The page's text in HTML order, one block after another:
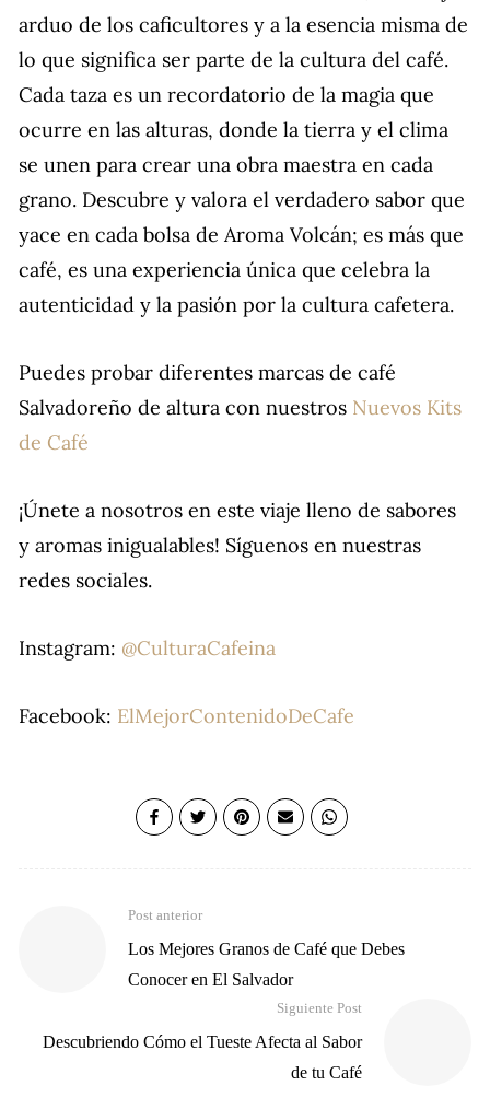
arduo de los caficultores y a la esencia misma de
lo que significa ser parte de la cultura del café.
Cada taza es un recordatorio de la magia que
ocurre en las alturas, donde la tierra y el clima
se unen para crear una obra maestra en cada
grano. Descubre y valora el verdadero sabor que
yace en cada bolsa de Aroma Volcán; es más que
café, es una experiencia única que celebra la
autenticidad y la pasión por la cultura cafetera.
Puedes probar diferentes marcas de café
Salvadoreño de altura con nuestros Nuevos Kits
de Café
¡Únete a nosotros en este viaje lleno de sabores
y aromas inigualables! Síguenos en nuestras
redes sociales.
Instagram: @CulturaCafeina
Facebook: ElMejorContenidoDeCafe
Post anterior
Los Mejores Granos de Café que Debes
Conocer en El Salvador
Siguiente Post
Descubriendo Cómo el Tueste Afecta al Sabor
de tu Café